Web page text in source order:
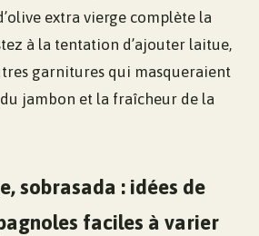
extra vierge complète la
à la tentation d’ajouter laitue,
garnitures qui masqueraient
jambon et la fraîcheur de la
sobrasada : idées de
faciles à varier